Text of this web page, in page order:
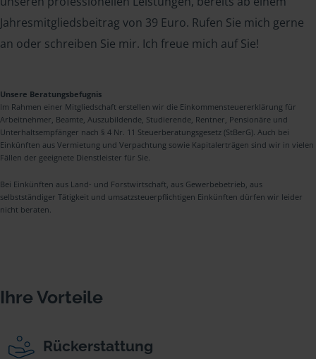
Jahresmitgliedsbeitrag von 39 Euro. Rufen Sie mich gerne
an oder schreiben Sie mir. Ich freue mich auf Sie!
Unsere Beratungsbefugnis
Im Rahmen einer Mitgliedschaft erstellen wir die Einkommensteuererklärung für
Arbeitnehmer, Beamte, Auszubildende, Studierende, Rentner, Pensionäre und
Unterhaltsempfänger nach § 4 Nr. 11 Steuerberatungsgesetz (StBerG). Auch bei
Einkünften aus Vermietung und Verpachtung sowie Kapitalerträgen sind wir in vielen
Fällen der geeignete Dienstleister für Sie.
Bei Einkünften aus Land- und Forstwirtschaft, aus Gewerbebetrieb, aus
selbstständiger Tätigkeit und umsatzsteuerpflichtigen Einkünften dürfen wir leider
nicht beraten.
Ihre Vorteile
Rückerstattung